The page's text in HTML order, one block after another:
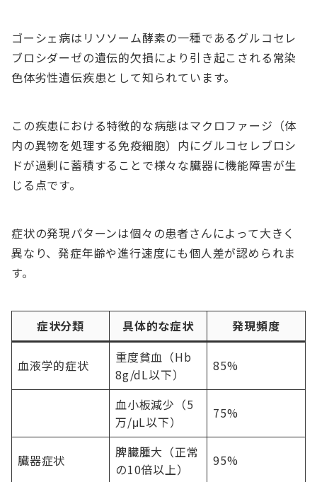
ゴーシェ病はリソソーム酵素の一種であるグルコセレ
ブロシダーゼの遺伝的欠損により引き起こされる常染
色体劣性遺伝疾患として知られています。
この疾患における特徴的な病態はマクロファージ（体
内の異物を処理する免疫細胞）内にグルコセレブロシ
ドが過剰に蓄積することで様々な臓器に機能障害が生
じる点です。
症状の発現パターンは個々の患者さんによって大きく
異なり、発症年齢や進行速度にも個人差が認められま
す。
症状分類 具体的な症状 発現頻度
血液学的症状
重度貧血（Hb
8g/dL以下）
85%
血小板減少（5
万/μL以下）
75%
臓器症状
脾臓腫大（正常
の10倍以上）
95%